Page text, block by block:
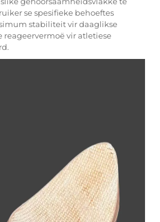
se spesifieke behoeftes
stabi­liteit vir daaglikse
vir atletiese